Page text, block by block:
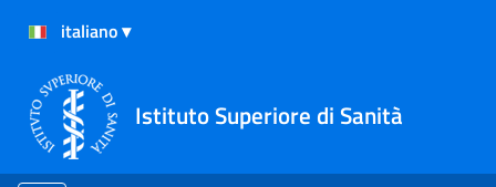
Istituto Superiore di Sanità